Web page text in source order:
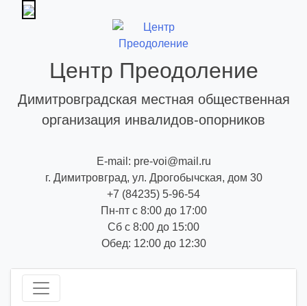
Skip
Центр Преодоление
Димитровградская местная общественная
организация инвалидов-опорников
E-mail: pre-voi@mail.ru
г. Димитровград, ул. Дрогобычская, дом 30
+7 (84235) 5-96-54
Пн-пт с 8:00 до 17:00
Сб с 8:00 до 15:00
Обед: 12:00 до 12:30